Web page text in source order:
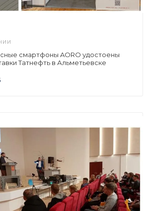
смартфоны AORO удостоены
Татнефть в Альметьевске